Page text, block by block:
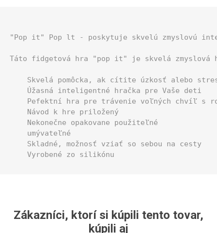
"Pop it" Pop lt - poskytuje skvelú zmyslovú
Táto fidgetová hra "pop it" je skvelá
Skvelá pomôcka, ak cítite úzkosť alebo
    Úžasná inteligentné hračka pre Vaše deti
Pefektní hra pre trávenie voľných chvíľ s
    Návod k hre priložený
    Nekonečne opakovane použiteľné
    umývateľné
    Skladné, možnosť vziať so sebou na cesty
    Vyrobené zo silikónu
Zákazníci, ktorí si kúpili tento tovar,
kúpili aj